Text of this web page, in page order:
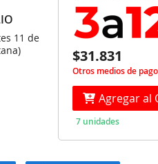
11 de
$31.831
Otros medios de
Agregar al
7 unidades